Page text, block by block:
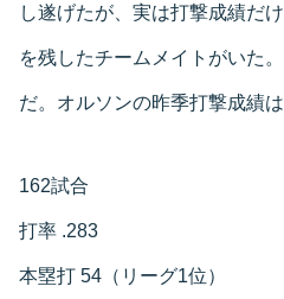
し遂げたが、実は打撃成績だ
を残したチームメイトがいた
だ。オルソンの昨季打撃成績は
162試合
打率 .283
本塁打 54（リーグ1位）